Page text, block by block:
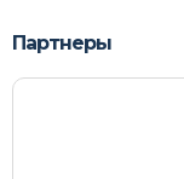
Партнеры